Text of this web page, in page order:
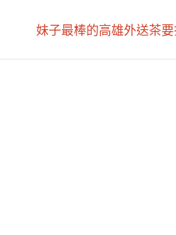
妹子最棒的高雄外送茶